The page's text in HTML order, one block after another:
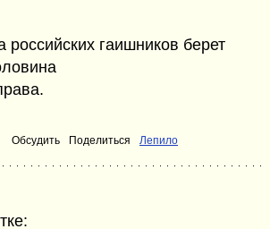
гаишников берет
Обсудить Поделиться Лепило